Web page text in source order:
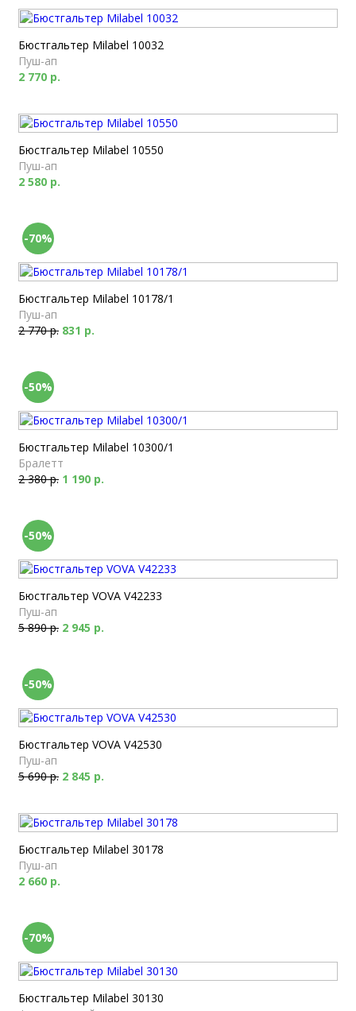
Бюстгальтер Milabel 10032
Пуш-ап
2 770 р.
Бюстгальтер Milabel 10550
Пуш-ап
2 580 р.
-70%
Бюстгальтер Milabel 10178/1
Пуш-ап
2 770 р. 831 р.
-50%
Бюстгальтер Milabel 10300/1
Бралетт
2 380 р. 1 190 р.
-50%
Бюстгальтер VOVA V42233
Пуш-ап
5 890 р. 2 945 р.
-50%
Бюстгальтер VOVA V42530
Пуш-ап
5 690 р. 2 845 р.
Бюстгальтер Milabel 30178
Пуш-ап
2 660 р.
-70%
Бюстгальтер Milabel 30130